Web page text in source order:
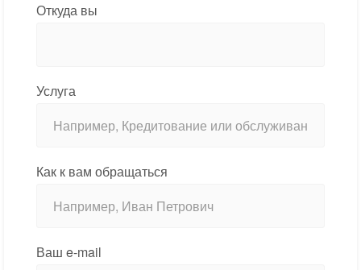
Откуда вы
Услуга
Как к вам обращаться
Ваш e-mail